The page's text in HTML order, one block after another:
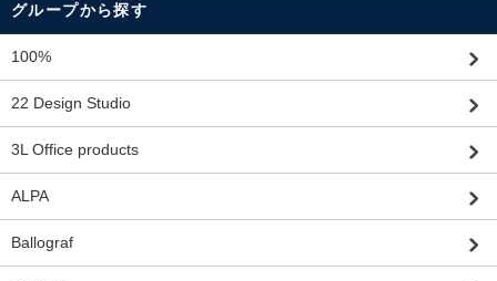
グループから探す
100%
22 Design Studio
3L Office products
ALPA
Ballograf